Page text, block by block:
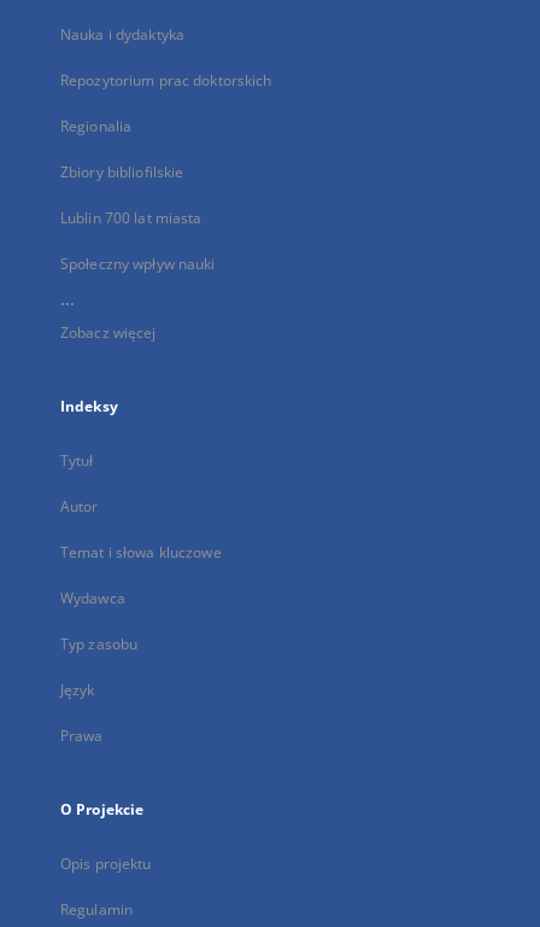
Nauka i dydaktyka
Repozytorium prac doktorskich
Regionalia
Zbiory bibliofilskie
Lublin 700 lat miasta
Społeczny wpływ nauki
...
Zobacz więcej
Indeksy
Tytuł
Autor
Temat i słowa kluczowe
Wydawca
Typ zasobu
Język
Prawa
O Projekcie
Opis projektu
Regulamin